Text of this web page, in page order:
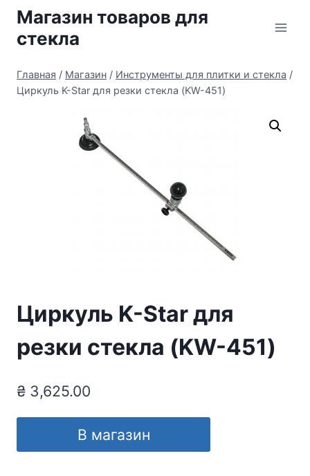
Перейти
содержимому
Магазин товаров для
стекла
Главная / Магазин / Инструменты для плитки и стекла /
Циркуль K-Star для резки стекла (KW-451)
Циркуль K-Star для
резки стекла (KW-451)
₴ 3,625.00
В магазин